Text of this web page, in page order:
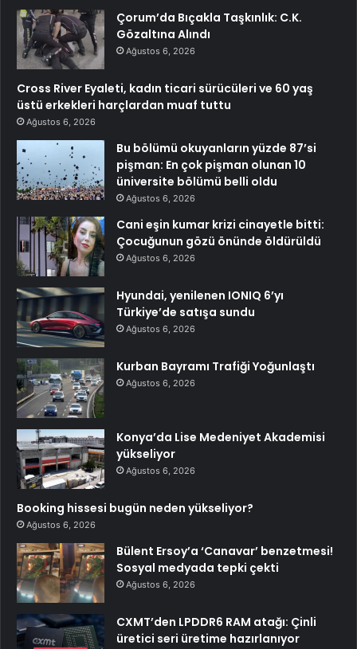
Çorum’da Bıçakla Taşkınlık: C.K.
Gözaltına Alındı
Ağustos 6, 2026
Cross River Eyaleti, kadın ticari sürücüleri ve 60 yaş
üstü erkekleri harçlardan muaf tuttu
Ağustos 6, 2026
Bu bölümü okuyanların yüzde 87’si
pişman: En çok pişman olunan 10
üniversite bölümü belli oldu
Ağustos 6, 2026
Cani eşin kumar krizi cinayetle bitti:
Çocuğunun gözü önünde öldürüldü
Ağustos 6, 2026
Hyundai, yenilenen IONIQ 6’yı
Türkiye’de satışa sundu
Ağustos 6, 2026
Kurban Bayramı Trafiği Yoğunlaştı
Ağustos 6, 2026
Konya’da Lise Medeniyet Akademisi
yükseliyor
Ağustos 6, 2026
Booking hissesi bugün neden yükseliyor?
Ağustos 6, 2026
Bülent Ersoy’a ‘Canavar’ benzetmesi!
Sosyal medyada tepki çekti
Ağustos 6, 2026
CXMT’den LPDDR6 RAM atağı: Çinli
üretici seri üretime hazırlanıyor